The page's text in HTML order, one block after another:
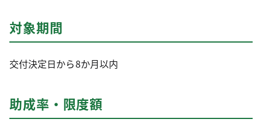
対象期間
交付決定日から8か月以内
助成率・限度額